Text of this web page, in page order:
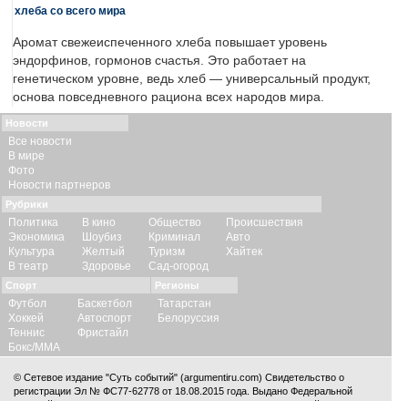
хлеба со всего мира
Аромат свежеиспеченного хлеба повышает уровень
эндорфинов, гормонов счастья. Это работает на
генетическом уровне, ведь хлеб — универсальный продукт,
основа повседневного рациона всех народов мира.
Новости
Все новости
В мире
Фото
Новости партнеров
Рубрики
Политика
Экономика
Культура
В театр
В кино
Шоубиз
Желтый
Здоровье
Общество
Криминал
Туризм
Сад-огород
Происшествия
Авто
Хайтек
Спорт
Футбол
Хоккей
Теннис
Бокс/ММА
Баскетбол
Автоспорт
Фристайл
Регионы
Татарстан
Белоруссия
© Сетевое издание "Суть событий" (argumentiru.com) Свидетельство о
регистрации Эл № ФС77-62778 от 18.08.2015 года. Выдано Федеральной